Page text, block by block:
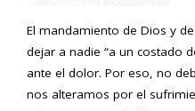
El mandamiento de Dios y
dejar a nadie “a un costado
ante el dolor. Por eso, no
nos alteramos por el